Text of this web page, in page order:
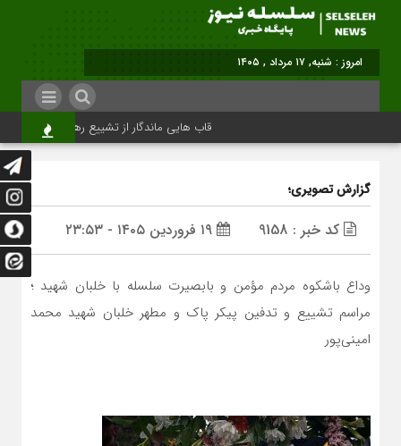
امروز : شنبه, ۱۷ مرداد , ۱۴۰۵
قاب هایی ماندگار از تشییع رهبر شهید در تهران
گزارش تصویری؛
کد خبر : 9158
وداع باشکوه مردم مؤمن و بابصیرت سلسله با خلبان شهید ؛
مراسم تشییع و تدفین پیکر پاک و مطهر خلبان شهید محمد
امینی‌پور